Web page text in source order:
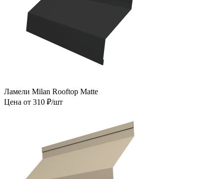
Ламели Milan Rooftop Matte
Цена от 310 ₽/шт